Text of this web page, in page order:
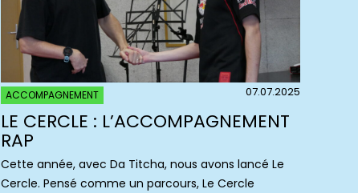
ACCOMPAGNEMENT 07.07.2025
LE CERCLE : L’ACCOMPAGNEMENT
RAP
Cette année, avec Da Titcha, nous avons lancé Le
Cercle. Pensé comme un parcours, Le Cercle